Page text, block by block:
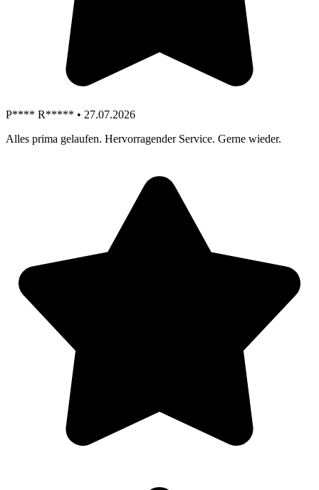
P**** R***** • 27.07.2026
Alles prima gelaufen. Hervorragender Service. Gerne wieder.